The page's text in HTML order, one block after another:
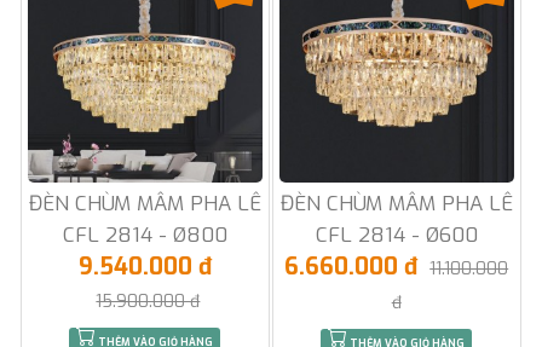
ĐÈN CHÙM MÂM PHA LÊ
CFL 2814 - Ø800
9.540.000 đ
15.900.000 đ
THÊM VÀO GIỎ HÀNG
ĐÈN CHÙM MÂM PHA LÊ
CFL 2814 - Ø600
6.660.000 đ 11.100.000
đ
THÊM VÀO GIỎ HÀNG